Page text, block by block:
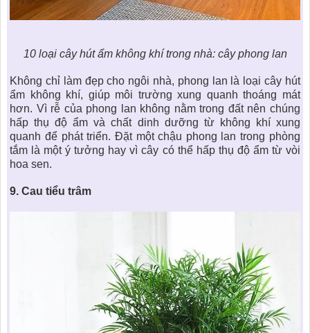
10 loại cây hút ẩm không khí trong nhà: cây phong lan
Không chỉ làm đẹp cho ngôi nhà, phong lan là loại cây hút
ẩm không khí, giúp môi trường xung quanh thoáng mát
hơn. Vì rễ của phong lan không nằm trong đất nên chúng
hấp thụ độ ẩm và chất dinh dưỡng từ không khí xung
quanh để phát triển. Đặt một chậu phong lan trong phòng
tắm là một ý tưởng hay vì cây có thể hấp thụ độ ẩm từ vòi
hoa sen.
9. Cau tiểu trâm